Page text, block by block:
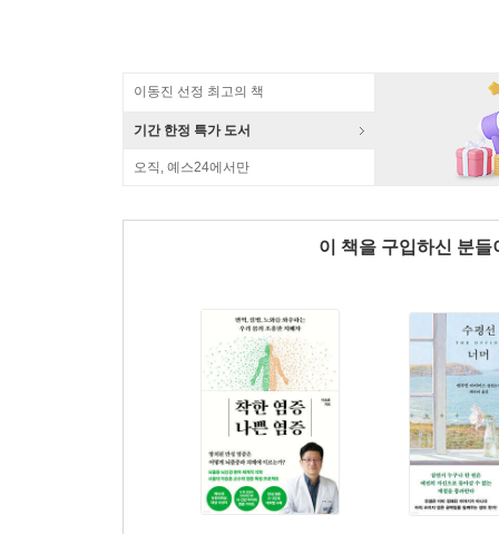
이동진 선정 최고의 책
기간 한정 특가 도서
오직, 예스24에서만
이 책을 구입하신 분